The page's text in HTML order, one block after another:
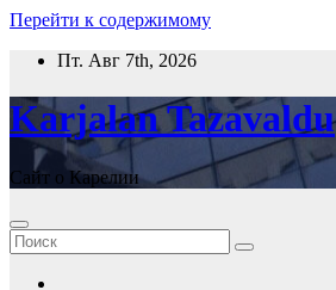
Перейти к содержимому
Пт. Авг 7th, 2026
Karjalan Tazavaldu
Сайт о Карелии